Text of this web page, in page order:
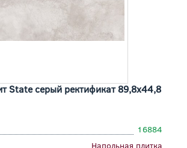
State серый ректификат 89,8x44,8
16884
Напольная плитка